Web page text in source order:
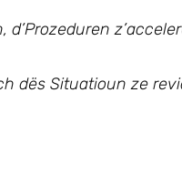
dës Situatioun ze